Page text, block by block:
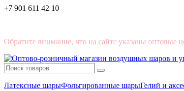
+7 901 611 42 10
Обратите внимание, что на сайте указаны оптовые
Латексные шарыФольгированные шарыГелий и